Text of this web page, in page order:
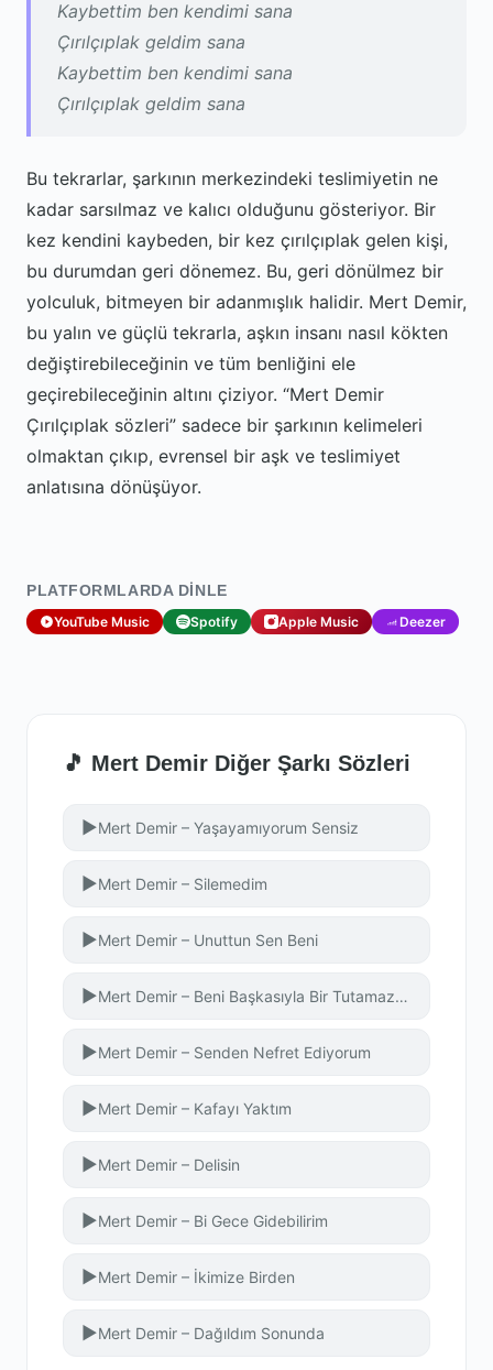
Kaybettim ben kendimi sana
Çırılçıplak geldim sana
Kaybettim ben kendimi sana
Çırılçıplak geldim sana
Bu tekrarlar, şarkının merkezindeki teslimiyetin ne
kadar sarsılmaz ve kalıcı olduğunu gösteriyor. Bir
kez kendini kaybeden, bir kez çırılçıplak gelen kişi,
bu durumdan geri dönemez. Bu, geri dönülmez bir
yolculuk, bitmeyen bir adanmışlık halidir. Mert Demir,
bu yalın ve güçlü tekrarla, aşkın insanı nasıl kökten
değiştirebileceğinin ve tüm benliğini ele
geçirebileceğinin altını çiziyor. “Mert Demir
Çırılçıplak sözleri” sadece bir şarkının kelimeleri
olmaktan çıkıp, evrensel bir aşk ve teslimiyet
anlatısına dönüşüyor.
PLATFORMLARDA DINLE
YouTube Music Spotify Apple Music Deezer
🎵 Mert Demir Diğer Şarkı Sözleri
▶Mert Demir – Yaşayamıyorum Sensiz
▶Mert Demir – Silemedim
▶Mert Demir – Unuttun Sen Beni
▶ Mert Demir – Beni Başkasıyla Bir Tutamazsın
▶Mert Demir – Senden Nefret Ediyorum
▶Mert Demir – Kafayı Yaktım
▶Mert Demir – Delisin
▶Mert Demir – Bi Gece Gidebilirim
▶Mert Demir – İkimize Birden
▶Mert Demir – Dağıldım Sonunda